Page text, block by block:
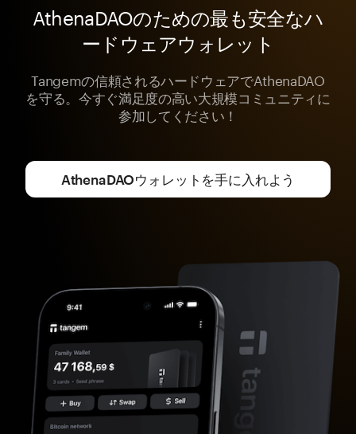
AthenaDAOのための最も安全なハ
ードウェアウォレット
Tangemの信頼されるハードウェアでAthenaDAO
を守る。今すぐ満足度の高い大規模コミュニティに
参加してください！
AthenaDAOウォレットを手に入れよう